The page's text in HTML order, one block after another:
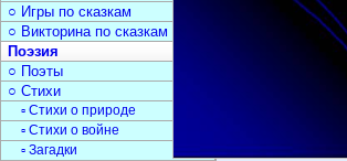
○ Игры по сказкам
○ Викторина по сказкам
Поэзия
○ Поэты
○ Стихи
▫ Стихи о природе
▫ Стихи о войне
▫ Загадки